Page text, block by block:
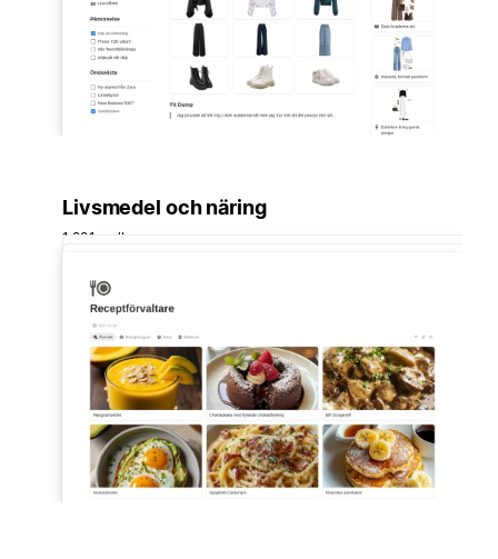
Livsmedel och näring
1 281 mallar